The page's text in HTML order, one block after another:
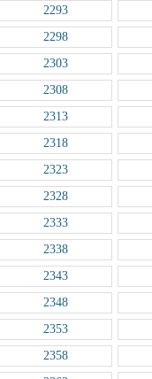
2293
2298
2303
2308
2313
2318
2323
2328
2333
2338
2343
2348
2353
2358